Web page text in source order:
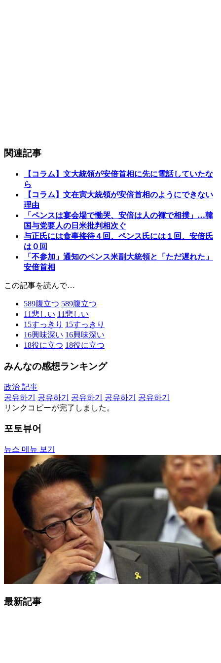
関連記事
【コラム】文大統領が安倍首相に先に電話していたな
ら
【コラム】文在寅大統領が安倍首相のようにできない
理由
「ペンスは宴会場で慟哭、安倍は人の褌で相撲」…韓
国与党要人の日米批判相次ぐ
与正氏には食事接待４回、ペンス氏には１回、安倍氏
は０回
「不参加」通知のペンス米副大統領と「ただ遅れた」
安倍首相
この記事を読んで…
589腹立つ 589腹立つ
11悲しい 11悲しい
15すっきり 15すっきり
16興味深い 16興味深い
18役に立つ 18役に立つ
みんなの感想ランキング
政治 記事
공유하기
공유하기 공유하기 공유하기
공유하기
リンクコピーが完了しました。
포토뷰어
뉴스 메뉴 보기
最新記事